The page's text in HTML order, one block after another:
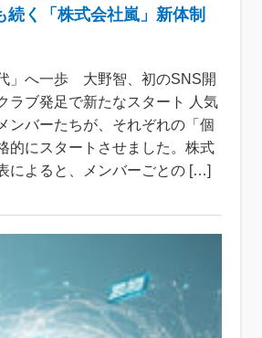
く「株式会社嵐」新体制
」へ一歩 大野智、初のSNS開
ラブ発足で新たなスタート 人気
ンバーたちが、それぞれの「個
的にスタートさせました。株式
によると、メンバーごとの […]